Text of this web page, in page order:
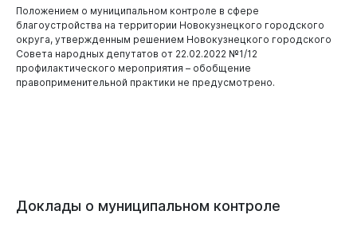
Положением о муниципальном контроле в сфере
благоустройства на территории Новокузнецкого городского
округа, утвержденным решением Новокузнецкого городского
Совета народных депутатов от 22.02.2022 №1/12
профилактического мероприятия – обобщение
правоприменительной практики не предусмотрено.
Доклады о муниципальном контроле